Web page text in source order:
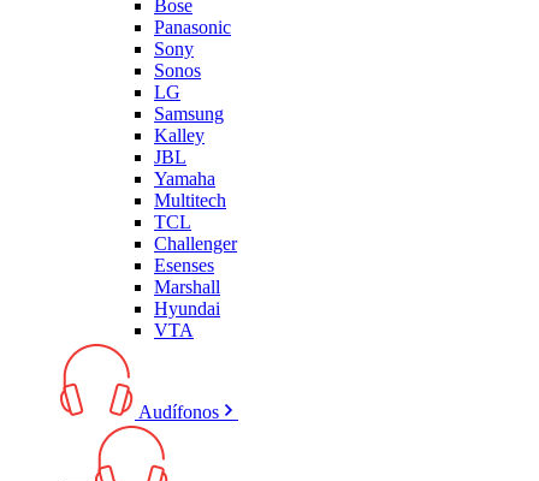
Bose
Panasonic
Sony
Sonos
LG
Samsung
Kalley
JBL
Yamaha
Multitech
TCL
Challenger
Esenses
Marshall
Hyundai
VTA
Audífonos